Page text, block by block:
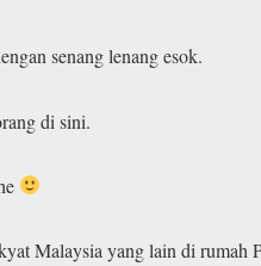
senang lenang esok.
di sini.
Malaysia yang lain di